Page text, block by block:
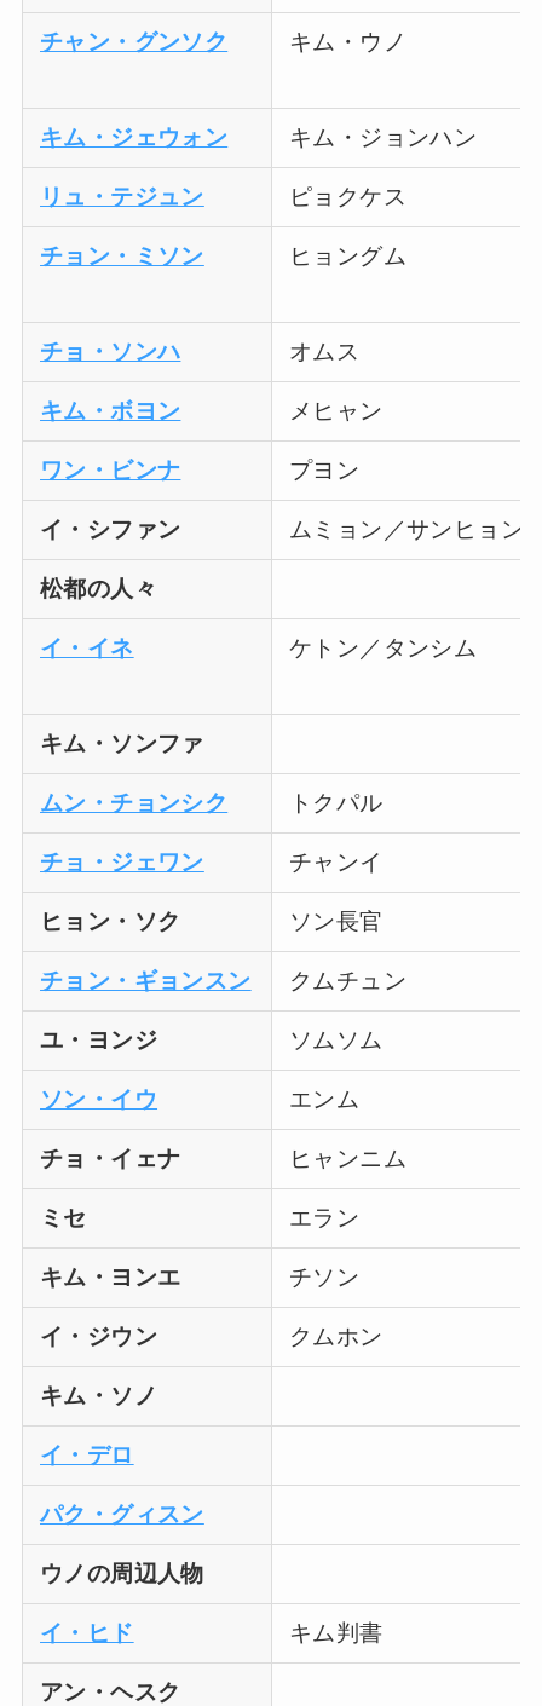
チャン・グンソク キム・ウノ
キム・ジェウォン キム・ジョンハン
リュ・テジュン ピョクケス
チョン・ミソン ヒョングム
チョ・ソンハ オムス
キム・ボヨン メヒャン
ワン・ビンナ プヨン
イ・シファン ムミョン／サンヒョン
松都の人々
イ・イネ ケトン／タンシム
キム・ソンファ
ムン・チョンシク トクパル
チョ・ジェワン チャンイ
ヒョン・ソク ソン長官
チョン・ギョンスン クムチュン
ユ・ヨンジ ソムソム
ソン・イウ エンム
チョ・イェナ ヒャンニム
ミセ エラン
キム・ヨンエ チソン
イ・ジウン クムホン
キム・ソノ
イ・デロ
パク・グィスン
ウノの周辺人物
イ・ヒド キム判書
アン・ヘスク